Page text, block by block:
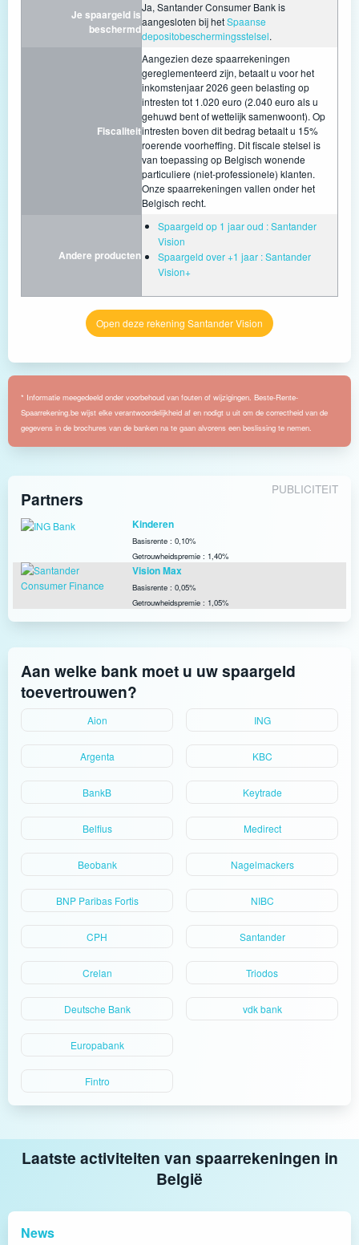
Je spaargeld is
beschermd
Ja, Santander Consumer Bank is
aangesloten bij hetSpaanse
depositobeschermingsstelsel.
Fiscaliteit
Aangezien deze spaarrekeningen
gereglementeerd zijn, betaalt u voor het
inkomstenjaar 2026 geen belasting op
intresten tot 1.020 euro (2.040 euro als u
gehuwd bent of wettelijk samenwoont). Op
intresten boven dit bedrag betaalt u 15%
roerende voorheffing. Dit fiscale stelsel is
van toepassing op Belgisch wonende
particuliere (niet-professionele) klanten.
Onze spaarrekeningen vallen onder het
Belgisch recht.
Andere producten
Spaargeld op 1 jaar oud : Santander
Vision
Spaargeld over +1 jaar : Santander
Vision+
Open deze rekening Santander Vision
* Informatie meegedeeld onder voorbehoud van fouten of wijzigingen. Beste-Rente-
Spaarrekening.be wijst elke verantwoordelijkheid af en nodigt u uit om de correctheid van de
gegevens in de brochures van de banken na te gaan alvorens een beslissing te nemen.
Partners PUBLICITEIT
Kinderen
Basisrente : 0,10%
Getrouwheidspremie : 1,40%
Vision Max
Basisrente : 0,05%
Getrouwheidspremie : 1,05%
Aan welke bank moet u uw spaargeld
toevertrouwen?
Aion
Argenta
BankB
Belfius
Beobank
BNP Paribas Fortis
CPH
Crelan
Deutsche Bank
Europabank
Fintro
ING
KBC
Keytrade
Medirect
Nagelmackers
NIBC
Santander
Triodos
vdk bank
Laatste activiteiten van spaarrekeningen in
België
News